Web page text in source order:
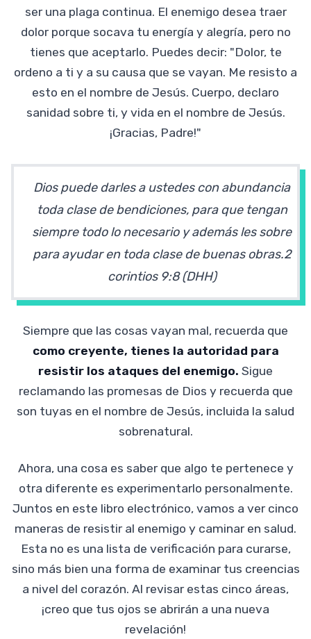
ser una plaga continua. El enemigo desea traer
dolor porque socava tu energía y alegría, pero no
tienes que aceptarlo. Puedes decir: "Dolor, te
ordeno a ti y a su causa que se vayan. Me resisto a
esto en el nombre de Jesús. Cuerpo, declaro
sanidad sobre ti, y vida en el nombre de Jesús.
¡Gracias, Padre!"
Dios puede darles a ustedes con abundancia
toda clase de bendiciones, para que tengan
siempre todo lo necesario y además les sobre
para ayudar en toda clase de buenas obras.2
corintios 9:8 (DHH)
Siempre que las cosas vayan mal, recuerda que
como creyente, tienes la autoridad para
resistir los ataques del enemigo. Sigue
reclamando las promesas de Dios y recuerda que
son tuyas en el nombre de Jesús, incluida la salud
sobrenatural.
Ahora, una cosa es saber que algo te pertenece y
otra diferente es experimentarlo personalmente.
Juntos en este libro electrónico, vamos a ver cinco
maneras de resistir al enemigo y caminar en salud.
Esta no es una lista de verificación para curarse,
sino más bien una forma de examinar tus creencias
a nivel del corazón. Al revisar estas cinco áreas,
¡creo que tus ojos se abrirán a una nueva
revelación!